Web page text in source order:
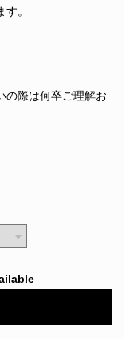
。
の際は何卒ご理解お